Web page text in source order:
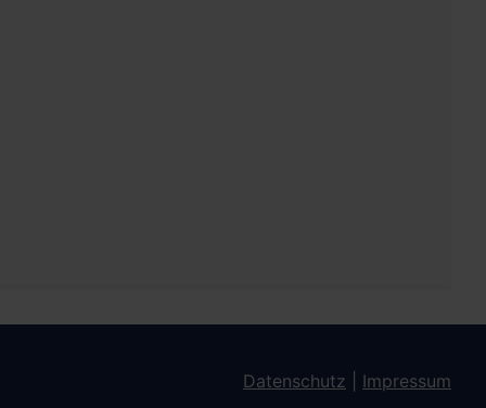
Datenschutz Impressum